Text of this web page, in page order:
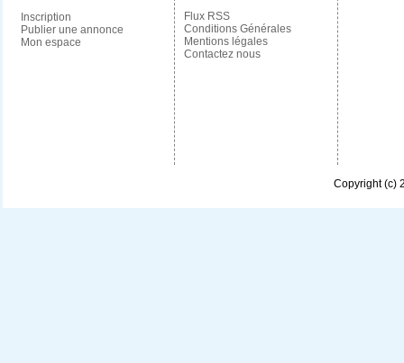
Inscription
Publier une annonce
Mon espace
Flux RSS
Conditions Générales
Mentions légales
Contactez nous
Copyright (c)